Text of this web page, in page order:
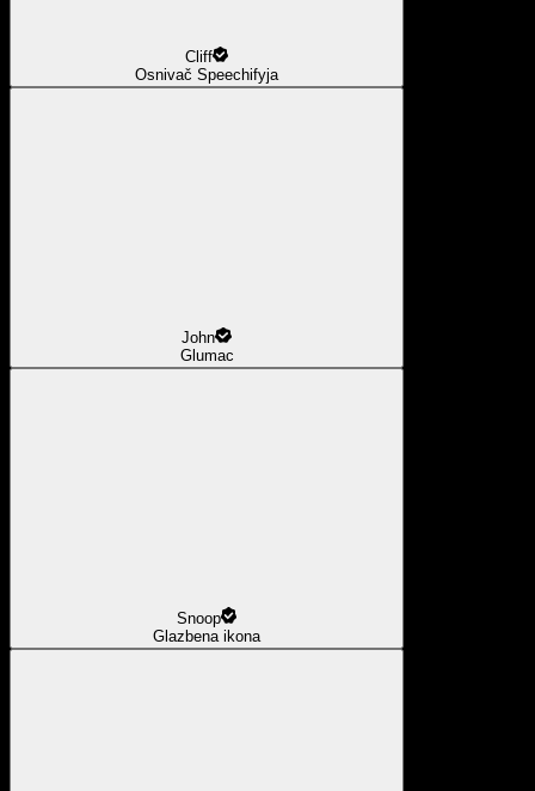
Cliff
Osnivač Speechifyja
John
Glumac
Snoop
Glazbena ikona